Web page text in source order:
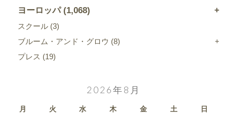
ヨーロッパ(1,068)
スクール (3)
ブルーム・アンド・グロウ (8)
プレス (19)
2026年8月
月 火 水 木 金 土
日